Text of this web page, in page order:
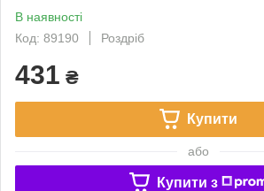
В наявності
Код: 89190
Роздріб
431 ₴
Купити
або
Купити з